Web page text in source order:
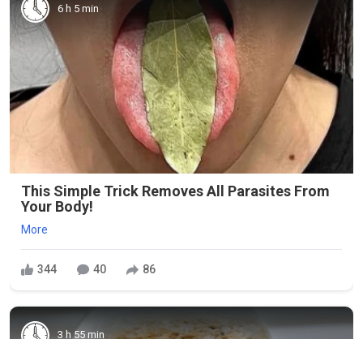
6 h 5 min
This Simple Trick Removes All Parasites From
Your Body!
More
344 40 86
3 h 55 min